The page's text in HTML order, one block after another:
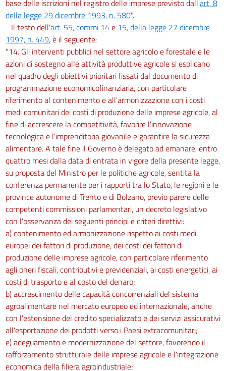
base delle iscrizioni nel registro delle imprese previsto dall'art. 8
della legge 29 dicembre 1993, n. 580".
- Il testo dell'art. 55, commi 14e 15, della legge 27 dicembre
1997, n. 449, è il seguente:
"14. Gli interventi pubblici nel settore agricolo e forestale e le
azioni di sostegno alle attività produttive agricole si esplicano
nel quadro degli obiettivi prioritari fissati dal documento di
programmazione economicofinanziaria, con particolare
riferimento al contenimento e all'armonizzazione con i costi
medi comunitari dei costi di produzione delle imprese agricole, al
fine di accrescere la competitività, favorire l'innovazione
tecnologica e l'imprenditoria giovanile e garantire la sicurezza
alimentare. A tale fine il Governo è delegato ad emanare, entro
quattro mesi dalla data di entrata in vigore della presente legge,
su proposta del Ministro per le politiche agricole, sentita la
conferenza permanente per i rapporti tra lo Stato, le regioni e le
province autonome di Trento e di Bolzano, previo parere delle
competenti commissioni parlamentari, un decreto legislativo
con l'osservanza dei seguenti principi e criteri direttivi:
a) contenimento ed armonizzazione rispetto ai costi medi
europei dei fattori di produzione, dei costi dei fattori di
produzione delle imprese agricole, con particolare riferimento
agli oneri fiscali, contributivi e previdenziali, ai costi energetici, ai
costi di trasporto e al costo del denaro;
b) accrescimento delle capacità concorrenziali del sistema
agroalimentare nel mercato europeo ed internazionale, anche
con l'estensione del credito specializzato e dei servizi assicurativi
all'esportazione dei prodotti verso i Paesi extracomunitari;
e) adeguamento e modernizzazione del settore, favorendo il
rafforzamento strutturale delle imprese agricole e l'integrazione
economica della filiera agroindustriale;